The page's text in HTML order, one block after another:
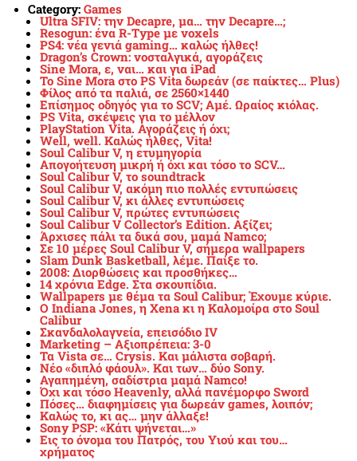
Category: Games
Ultra SFIV: την Decapre, μα… την Decapre…;
Resogun: ένα R-Type με voxels
PS4: νέα γενιά gaming… καλώς ήλθες!
Dragon’s Crown: νοσταλγικά, αγοράζεις
Sine Mora, ε, ναι… και για iPad
To Sine Mora στο PS Vita δωρεάν (σε παίκτες… Plus)
Φίλος από τα παλιά, σε 2560×1440
Επίσημος οδηγός για το SCV; Αμέ. Ωραίος κιόλας.
PS Vita, σκέψεις για το μέλλον
PlayStation Vita. Αγοράζεις ή όχι;
Well, well. Καλώς ήλθες, Vita!
Soul Calibur V, η ετυμηγορία
Απογοήτευση μικρή ή όχι και τόσο το SCV…
Soul Calibur V, το soundtrack
Soul Calibur V, ακόμη πιο πολλές εντυπώσεις
Soul Calibur V, κι άλλες εντυπώσεις
Soul Calibur V, πρώτες εντυπώσεις
Soul Calibur V Collector’s Edition. Αξίζει;
Άρχισες πάλι τα δικά σου, μαμά Namco;
Σε 10 μέρες Soul Calibur V, σήμερα wallpapers
Slam Dunk Basketball, λέμε. Παίξε το.
2008: Διορθώσεις και προσθήκες…
14 χρόνια Edge. Στα σκουπίδια.
Wallpapers με θέμα τα Soul Calibur; Έχουμε κύριε.
Ο Indiana Jones, η Xena κι η Καλομοίρα στο Soul
Calibur
Σκανδαλολαγνεία, επεισόδιο IV
Marketing – Αξιοπρέπεια: 3-0
Τα Vista σε… Crysis. Και μάλιστα σοβαρή.
Νέο «διπλό φάουλ». Και των… δύο Sony.
Αγαπημένη, σαδίστρια μαμά Namco!
Όχι και τόσο Heavenly, αλλά πανέμορφο Sword
Πόσες… διαφημίσεις για δωρεάν games, λοιπόν;
Καλώς το, κι ας… μην άλλαξε!
Sony PSP: «Κάτι ψήνεται…»
Εις το όνομα του Πατρός, του Υιού και του…
χρήματος